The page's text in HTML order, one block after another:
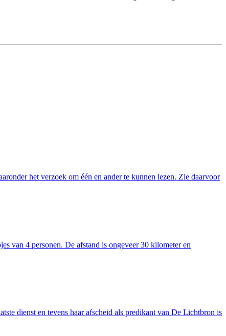
het verzoek om één en ander te kunnen lezen. Zie daarvoor
van 4 personen. De afstand is ongeveer 30 kilometer en
dienst en tevens haar afscheid als predikant van De Lichtbron is